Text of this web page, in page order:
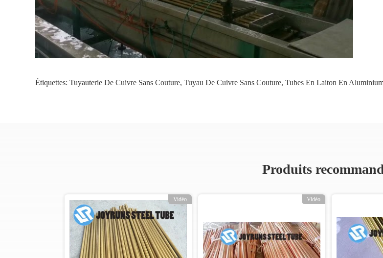
Étiquettes: Tuyauterie De Cuivre Sans Couture, Tuyau De Cuivre Sans Couture, Tubes En Laiton En
Produits
Vidéo Vidéo